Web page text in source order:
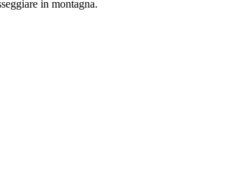
in montagna.